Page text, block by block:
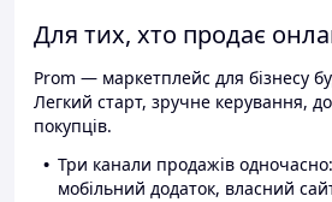
Для тих, хто продає
Prom — маркетплейс для бізнесу
Легкий старт, зручне керування,
покупців.
Три канали продажів
мобільний додаток, власний